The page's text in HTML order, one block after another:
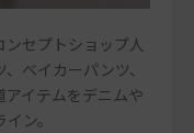
セプトショップ人
ベイカーパンツ、
イテムをデニムや
ン。